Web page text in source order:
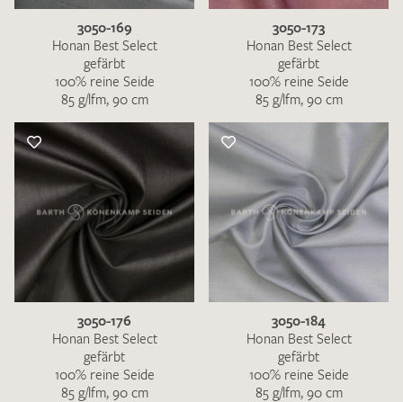
3050-169
Honan Best Select
gefärbt
100% reine Seide
85 g/lfm, 90 cm
3050-173
Honan Best Select
gefärbt
100% reine Seide
85 g/lfm, 90 cm
3050-176
Honan Best Select
gefärbt
100% reine Seide
85 g/lfm, 90 cm
3050-184
Honan Best Select
gefärbt
100% reine Seide
85 g/lfm, 90 cm